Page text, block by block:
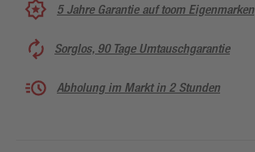
5 Jahre Garantie auf toom Eigenmarken
Sorglos, 90 Tage Umtauschgarantie
Abholung im Markt in 2 Stunden